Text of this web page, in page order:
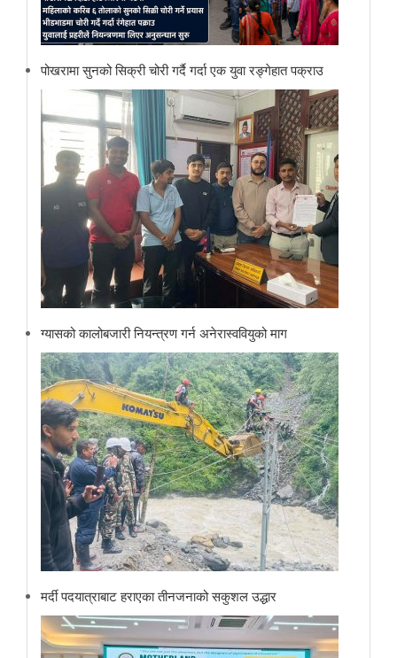
पोखरामा सुनको सिक्री चोरी गर्दै गर्दा एक युवा रङ्गेहात पक्राउ
ग्यासको कालोबजारी नियन्त्रण गर्न अनेरास्ववियुको माग
मर्दी पदयात्राबाट हराएका तीनजनाको सकुशल उद्धार